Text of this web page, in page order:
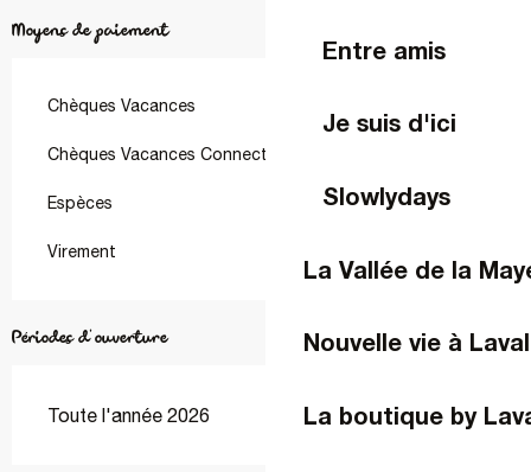
Entre amis
Je suis d'ici
Slowlydays
La Vallée de la
Nouvelle vie à Laval
La boutique by
Moyens de paiement
Chèques Vacances
Chèques Vacances Connect
Espèces
Virement
Périodes d'ouverture
Toute l'année 2026